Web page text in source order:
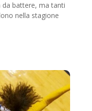
da battere, ma tanti
nella stagione